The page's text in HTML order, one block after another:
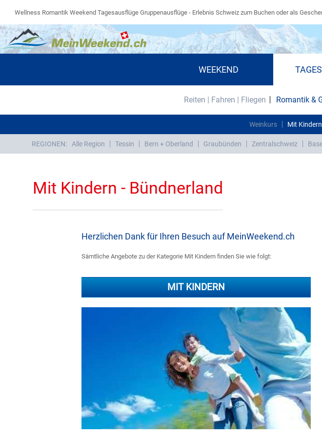
Wellness Romantik Weekend Tagesausflüge Gruppenausflüge - Erlebnis Schweiz zum Buchen oder als
WEEKEND
Reiten | Fahren | Fliegen Romantik &
Weinkurs Mit Kindern
REGIONEN: Alle Region Tessin Bern + Oberland Graubünden Zentralschweiz
Mit Kindern - Bündnerland
Herzlichen Dank für Ihren Besuch auf MeinWeekend.ch
Sämtliche Angebote zu der Kategorie Mit Kindern finden Sie wie folgt:
MIT KINDERN